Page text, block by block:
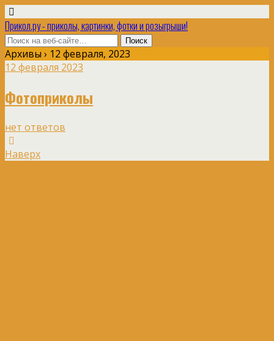
Прикол.ру - приколы, картинки, фотки и розыгрыши!
Архивы › 12 февраля, 2023
12 февраля 2023
Фотоприколы
нет ответов
Наверх